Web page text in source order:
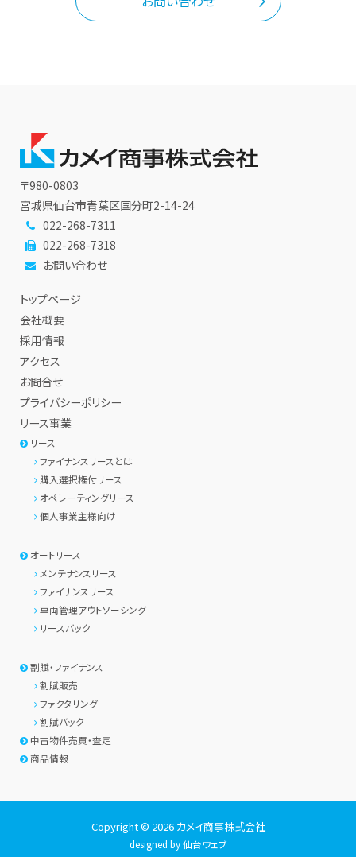
〒980-0803
宮城県仙台市青葉区国分町2-14-24
022-268-7311
022-268-7318
お問い合わせ
トップページ
会社概要
採用情報
アクセス
お問合せ
プライバシーポリシー
リース事業
リース
ファイナンスリースとは
購入選択権付リース
オペレーティングリース
個人事業主様向け
オートリース
メンテナンスリース
ファイナンスリース
車両管理アウトソーシング
リースバック
割賦・ファイナンス
割賦販売
ファクタリング
割賦バック
中古物件売買・査定
商品情報
Copyright © 2026 カメイ商事株式会社
designed by仙台ウェブ